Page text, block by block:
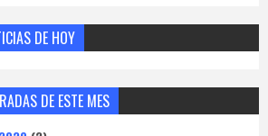
DE HOY
DE ESTE MES